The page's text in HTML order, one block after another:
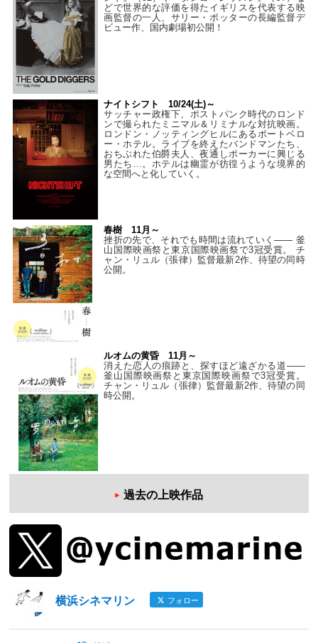
どで世界的な評価を得たイギリスを代表する映
画監督の一人、サリー・ポッターの長編監督デ
ビュー作、国内劇場初公開！
ナイトシフト 10/24(土)～
サッチャー政権下、ポストパンク時代のロンド
ンで撮られたミニマル＆リミナルな対抗映画。
ロンドン・ノッティングヒルにあるポートベロ
ー・ホテル。ライブを終えたバンドマンたち、
おちぶれた伯爵夫人、夜通しポーカーに興じる
男たち…。ホテルは幽霊が彷徨うような境界的
な空間へと化していく。
春樹 11月～
挫折の先で、それでも時間は流れていく—— 釜
山国際映画祭と東京国際映画祭で3冠受賞。 チ
ャン・リュル（張律）監督最新2作、待望の同時
公開。
ルオムの黄昏 11月～
消えた恋人の痕跡と、探すほど遠ざかる道——
釜山国際映画祭と東京国際映画祭で3冠受賞。
チャン・リュル（張律）監督最新2作、待望の同
時公開。
過去の上映作品
横浜シネマリン フォロー